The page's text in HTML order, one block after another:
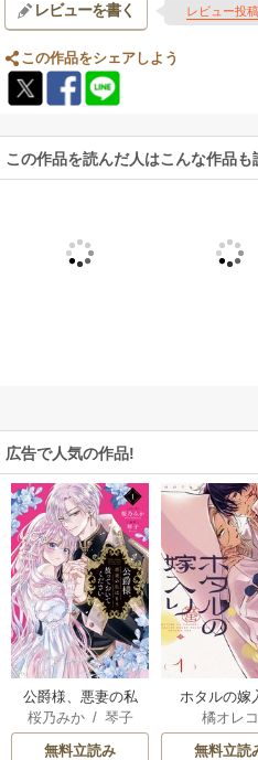
レビューを書く レビュー投
この作品をシェアしよう
この作品を読んだ人はこんな作品も
広告で人気の作品!
公爵様、悪妻の私
はもう放っておい
てください
桜乃みか/ 琴子
無料立読み
ホタルの嫁
橘オレコ
無料立読